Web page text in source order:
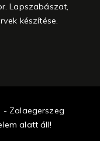
Lapszabászat,
készítése.
Zalaegerszeg
alatt áll!